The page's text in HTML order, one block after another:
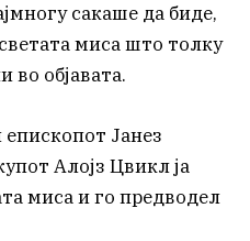
сакаше да биде,
миса што толку
во објавата.
епископот Јанез
Алојз Цвикл ја
миса и го предводел